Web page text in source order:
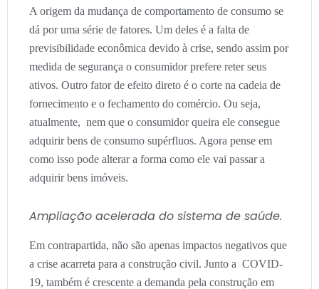
A origem da mudança de comportamento de consumo se
dá por uma série de fatores. Um deles é a falta de
previsibilidade econômica devido à crise, sendo assim por
medida de segurança o consumidor prefere reter seus
ativos. Outro fator de efeito direto é o corte na cadeia de
fornecimento e o fechamento do comércio. Ou seja,
atualmente, nem que o consumidor queira ele consegue
adquirir bens de consumo supérfluos. Agora pense em
como isso pode alterar a forma como ele vai passar a
adquirir bens imóveis.
Ampliação acelerada do sistema de saúde.
Em contrapartida, não são apenas impactos negativos que
a crise acarreta para a construção civil. Junto a COVID-
19, também é crescente a demanda pela construção em